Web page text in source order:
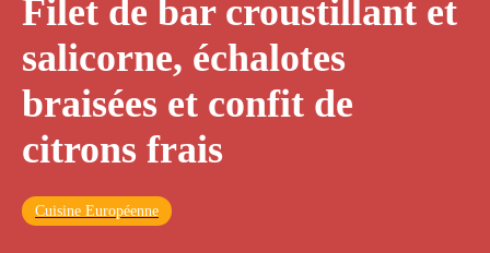
Filet de bar croustillant et
salicorne, échalotes
braisées et confit de
citrons frais
Cuisine Européenne